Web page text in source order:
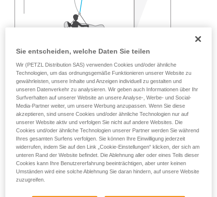
Sie entscheiden, welche Daten Sie teilen
Wir (PETZL Distribution SAS) verwenden Cookies und/oder ähnliche
Technologien, um das ordnungsgemäße Funktionieren unserer Website zu
gewährleisten, unsere Inhalte und Anzeigen individuell zu gestalten und
unseren Datenverkehr zu analysieren. Wir geben auch Informationen über Ihr
Surfverhalten auf unserer Website an unsere Analyse-, Werbe- und Social-
Media-Partner weiter, um unsere Werbung anzupassen. Wenn Sie diese
akzeptieren, sind unsere Cookies und/oder ähnliche Technologien nur auf
unserer Website aktiv und verfolgen Sie nicht auf andere Websites. Die
Cookies und/oder ähnliche Technologien unserer Partner werden Sie während
Ihres gesamten Surfens verfolgen. Sie können Ihre Einwilligung jederzeit
widerrufen, indem Sie auf den Link „Cookie-Einstellungen“ klicken, der sich am
unteren Rand der Website befindet. Die Ablehnung aller oder eines Teils dieser
Cookies kann Ihre Benutzererfahrung beeinträchtigen, aber unter keinen
Umständen wird eine solche Ablehnung Sie daran hindern, auf unsere Website
zuzugreifen.